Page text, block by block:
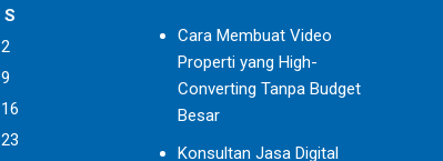
S
2
9
16
23
Cara Membuat Video
Properti yang High-
Converting Tanpa Budget
Besar
Konsultan Jasa Digital